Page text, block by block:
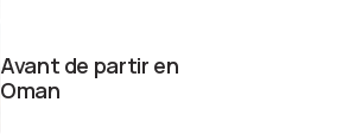
Avant de partir en
Oman